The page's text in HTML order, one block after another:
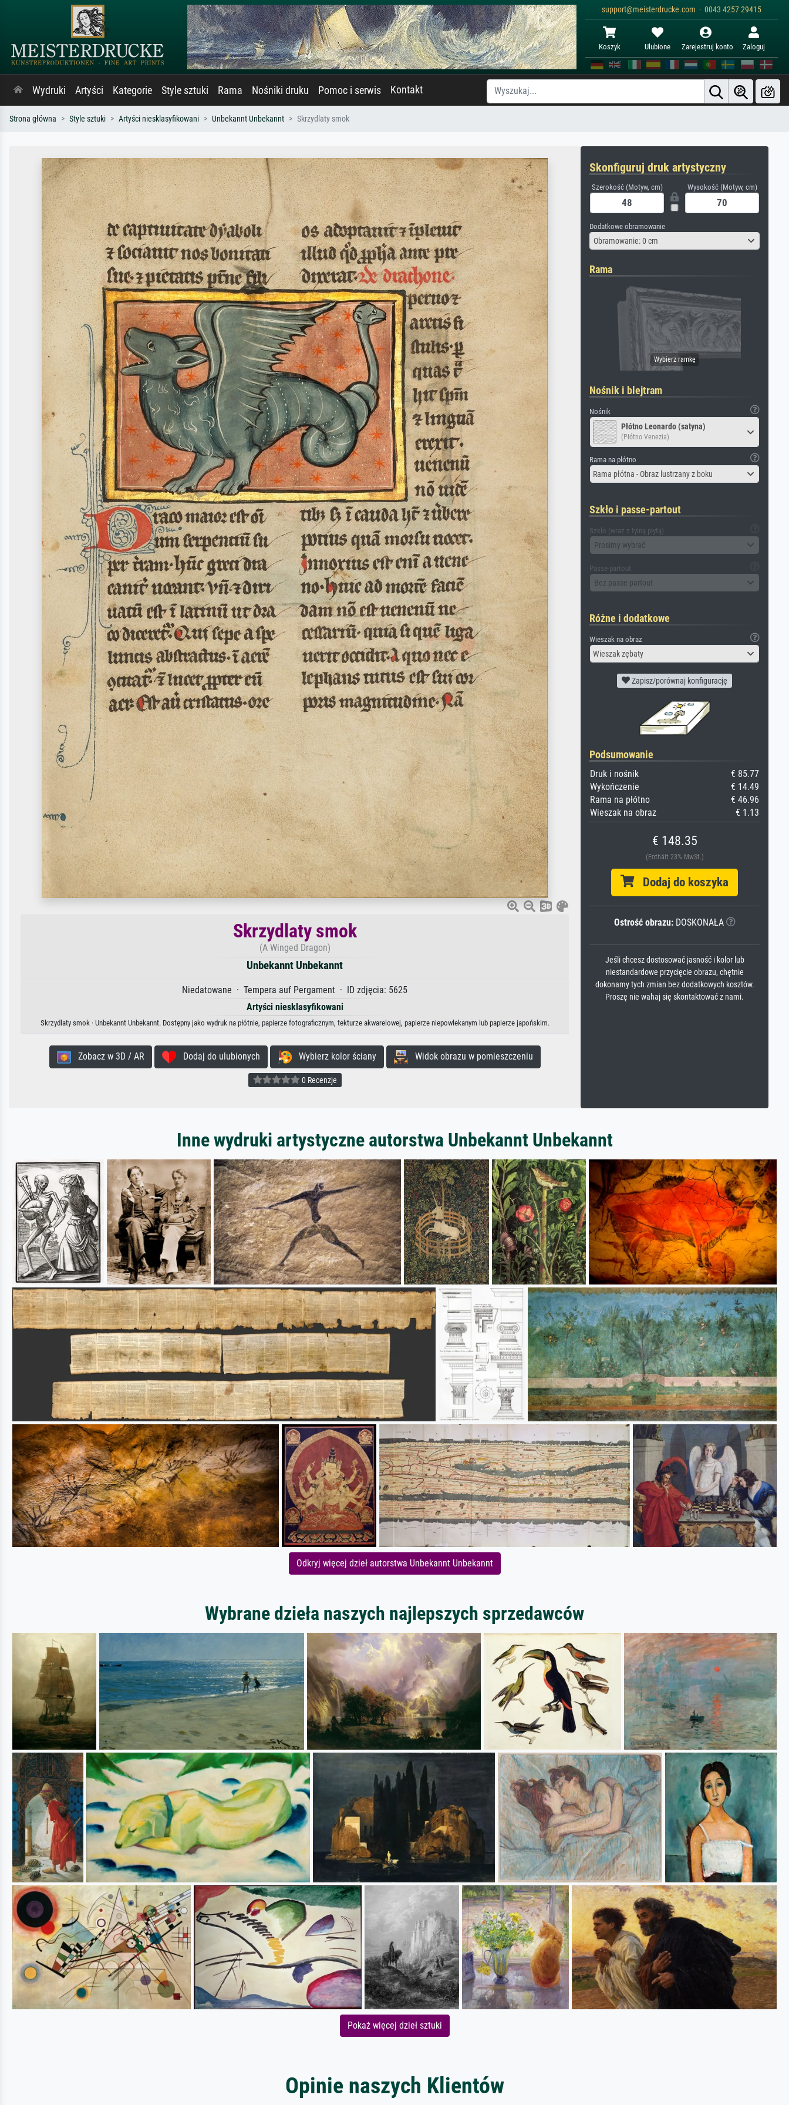
support@meisterdrucke.com · 0043 4257 29415
Koszyk Ulubione Zarejestruj konto Zaloguj
Wydruki Artyści Kategorie Style sztuki Rama Nośniki druku Pomoc i serwis Kontakt
Strona główna Style sztuki Artyści niesklasyfikowani Unbekannt Unbekannt Skrzydlaty smok
Skrzydlaty smok
(A Winged Dragon)
Unbekannt Unbekannt
Niedatowane · Tempera auf Pergament · ID zdjęcia: 5625
Artyści niesklasyfikowani
Skrzydlaty smok · Unbekannt Unbekannt. Dostępny jako wydruk na płótnie, papierze fotograficznym, tekturze akwarelowej, papierze niepowlekanym lub papierze japońskim.
Zobacz w 3D / AR Dodaj do ulubionych Wybierz kolor ściany Widok obrazu w pomieszczeniu
0 Recenzje
Skonfiguruj druk artystyczny
Szerokość (Motyw, cm) Wysokość (Motyw, cm)
Dodatkowe obramowanie
Obramowanie: 0 cm
Rama
Nośnik i blejtram
Nośnik
Płótno Leonardo (satyna)
(Płótno Venezia)
Rama na płótno
Rama płótna - Obraz lustrzany z boku
Szkło i passe-partout
Szkło (wraz z tylną płytą)
Prosimy wybrać
Passe-partout
Bez passe-partout
Różne i dodatkowe
Wieszak na obraz
Wieszak zębaty
Zapisz/porównaj konfigurację
Podsumowanie
Druk i nośnik
€ 85.77
Wykończenie
€ 14.49
Rama na płótno
€ 46.96
Wieszak na obraz
€ 1.13
€ 148.35
(Enthält 23% MwSt.)
Dodaj do koszyka
Ostrość obrazu:DOSKONAŁA
Jeśli chcesz dostosować jasność i kolor lub
niestandardowe przycięcie obrazu, chętnie
dokonamy tych zmian bez dodatkowych kosztów.
Proszę nie wahaj się skontaktować z nami.
Inne wydruki artystyczne autorstwa Unbekannt Unbekannt
Odkryj więcej dzieł autorstwa Unbekannt Unbekannt
Wybrane dzieła naszych najlepszych sprzedawców
Pokaż więcej dzieł sztuki
Opinie naszych Klientów